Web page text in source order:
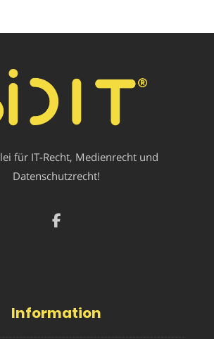
für IT-Recht, Medienrecht und
Datenschutzrecht!
Information